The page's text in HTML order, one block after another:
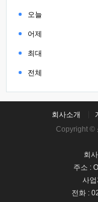
오늘
어제
최대
전체
회사소개
Copyright ©
회
주소 :
사
전화 :